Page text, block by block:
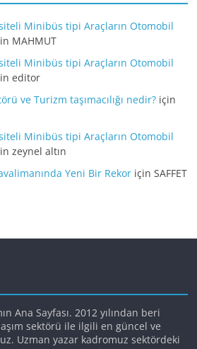
Minibüs tipi Araçların Otomobil
MAHMUT
Minibüs tipi Araçların Otomobil
editor
ve Turizm taşımacılığı nedir? için
Minibüs tipi Araçların Otomobil
zeynel altın
Yeni Bir Rekor içinSAFFET
Ana Sayfası. 2012 yılından beri
sektörü ile ilgili en güncel ve
Uzman yazar kadromuz sektördeki